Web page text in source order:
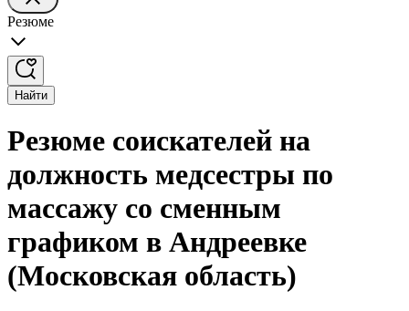
Резюме
Найти
Резюме соискателей на
должность медсестры по
массажу со сменным
графиком в Андреевке
(Московская область)